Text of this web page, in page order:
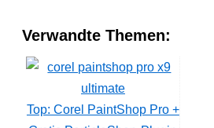
Verwandte Themen:
Top: Corel PaintShop Pro +